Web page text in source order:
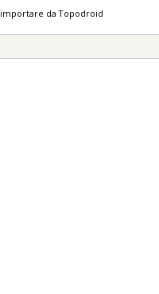
importare da Topodroid